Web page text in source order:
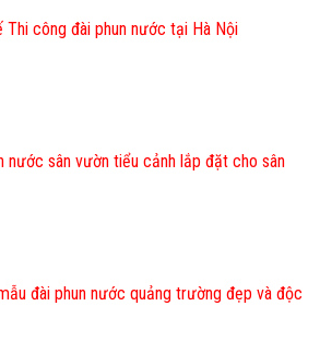
Thi công đài phun nước tại Hà Nội
nước sân vườn tiểu cảnh lắp đặt cho sân
đài phun nước quảng trường đẹp và độc